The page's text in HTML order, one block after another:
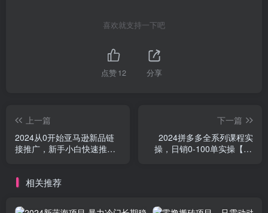
喜欢就支持一下吧
点赞12 分享
上一篇
2024从0开始亚马逊新品链
接推广，新手小白快速推广
下一篇
2024拼多多全系列课程实
操，日销0-100单实操【16
相关推荐